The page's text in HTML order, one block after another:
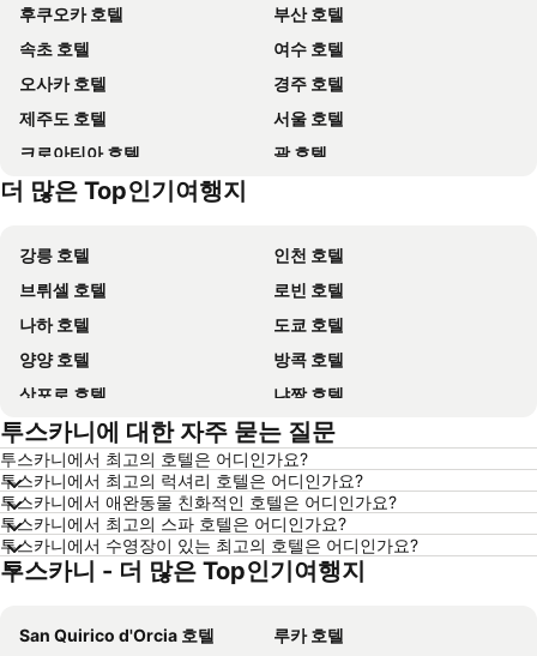
후쿠오카 호텔
부산 호텔
속초 호텔
여수 호텔
오사카 호텔
경주 호텔
제주도 호텔
서울 호텔
크로아티아 호텔
괌 호텔
Dolomiti 호텔
더 많은 Top인기여행지
강릉 호텔
인천 호텔
브뤼셀 호텔
로빈 호텔
나하 호텔
도쿄 호텔
양양 호텔
방콕 호텔
삿포로 호텔
냐짱 호텔
나고야 호텔
대전 호텔
제주시 호텔
다낭 호텔
삼척 호텔
평창 호텔
고성 호텔
목포 호텔
강원도 호텔
산토리니섬 호텔
보홀 호텔
한국 호텔
투스카니에 대한 자주 묻는 질문
투스카니에서 최고의 호텔은 어디인가요?
투스카니에서 최고의 럭셔리 호텔은 어디인가요?
투스카니에서 애완동물 친화적인 호텔은 어디인가요?
투스카니에서 최고의 스파 호텔은 어디인가요?
투스카니에서 수영장이 있는 최고의 호텔은 어디인가요?
투스카니 - 더 많은 Top인기여행지
San Quirico d'Orcia 호텔
루카 호텔